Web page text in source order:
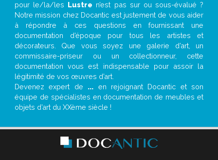
pour le/la/les Lustre n’est pas sur ou sous-évalué ?
Notre mission chez Docantic est justement de vous aider
à répondre à ces questions en fournissant une
documentation d’époque pour tous les artistes et
décorateurs. Que vous soyez une galerie d’art, un
commissaire-priseur ou un collectionneur, cette
documentation vous est indispensable pour assoir la
légitimité de vos œuvres d’art.
Devenez expert de ... en rejoignant Docantic et son
équipe de spécialistes en documentation de meubles et
objets d’art du XXème siècle !